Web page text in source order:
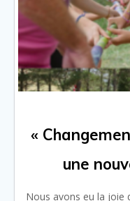
«
une
Nous avons eu la joie